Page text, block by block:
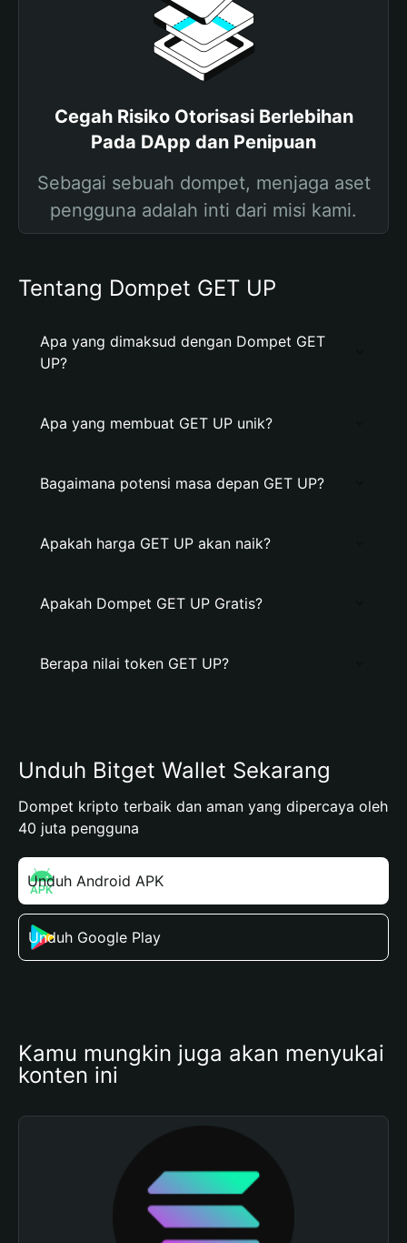
Cegah Risiko Otorisasi Berlebihan
Pada DApp dan Penipuan
Sebagai sebuah dompet, menjaga aset
pengguna adalah inti dari misi kami.
Tentang Dompet GET UP
Apa yang dimaksud dengan Dompet GET
UP?
Apa yang membuat GET UP unik?
Bagaimana potensi masa depan GET UP?
Apakah harga GET UP akan naik?
Apakah Dompet GET UP Gratis?
Berapa nilai token GET UP?
Unduh Bitget Wallet Sekarang
Dompet kripto terbaik dan aman yang dipercaya oleh
40 juta pengguna
Unduh Android APK
Unduh Google Play
Kamu mungkin juga akan menyukai
konten ini